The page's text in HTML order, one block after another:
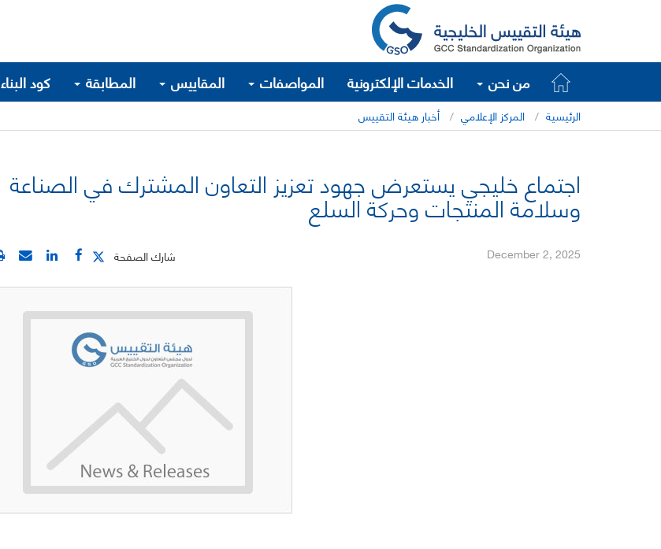
من نحن الخدمات الإلكترونية المواصفات المقاييس المطابقة كود البناء
الرئيسية المركز الإعلامي أخبار هيئة التقييس
اجتماع خليجي يستعرض جهود تعزيز التعاون المشترك في الصناعة
وسلامة المنتجات وحركة السلع
شارك الصفحة December 2, 2025